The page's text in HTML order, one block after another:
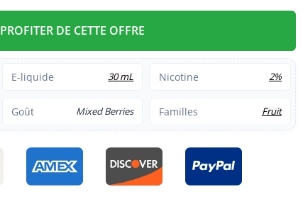
PROFITER DE CETTE OFFRE
E-liquide 30 mL Nicotine 2%
Goût Mixed Berries Familles Fruit